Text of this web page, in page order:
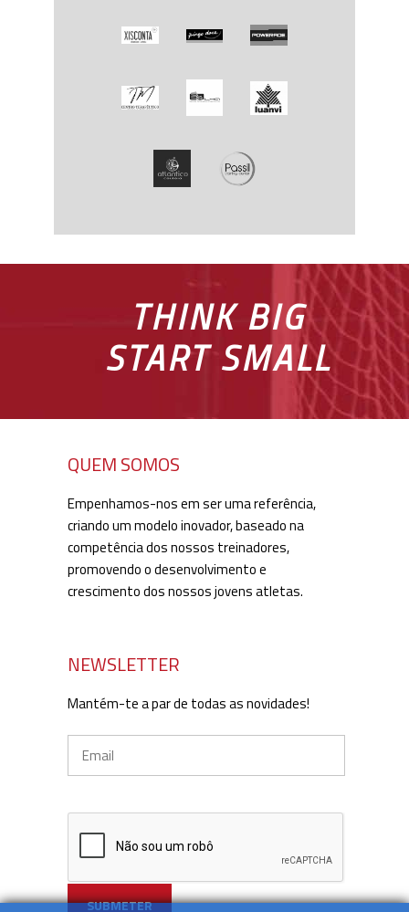
THINK BIG
START SMALL
QUEM SOMOS
Empenhamos-nos em ser uma referência,
criando um modelo inovador, baseado na
competência dos nossos treinadores,
promovendo o desenvolvimento e
crescimento dos nossos jovens atletas.
NEWSLETTER
Mantém-te a par de todas as novidades!